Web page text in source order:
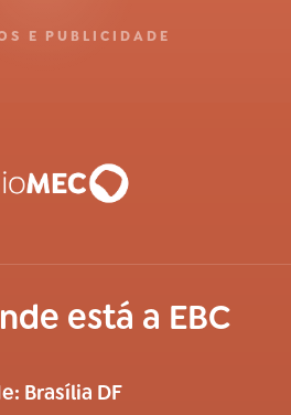
E PUBLICIDADE
está a EBC
Brasília DF